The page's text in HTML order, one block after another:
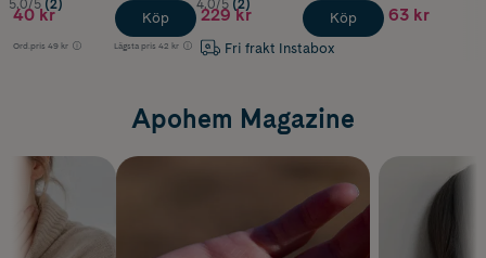
5.0/5 (2)
40 kr
Ord.pris 49 kr Lägsta pris 42 kr
Köp
4.0/5 (2)
229 kr
Fri frakt Instabox
Köp 63 kr
Apohem Magazine